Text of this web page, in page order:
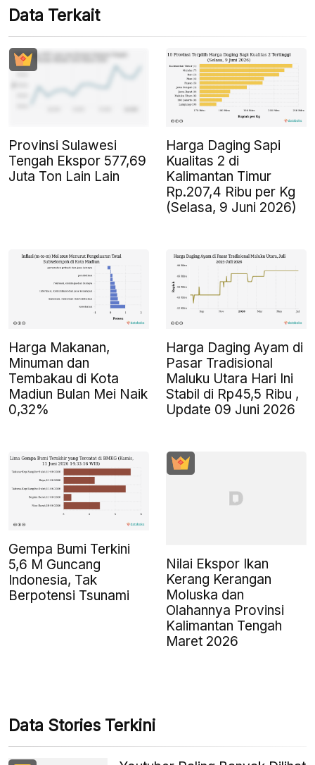
Data Terkait
Provinsi Sulawesi
Tengah Ekspor 577,69
Juta Ton Lain Lain
Harga Daging Sapi
Kualitas 2 di
Kalimantan Timur
Rp.207,4 Ribu per Kg
(Selasa, 9 Juni 2026)
Harga Makanan,
Minuman dan
Tembakau di Kota
Madiun Bulan Mei Naik
0,32%
Harga Daging Ayam di
Pasar Tradisional
Maluku Utara Hari Ini
Stabil di Rp45,5 Ribu ,
Update 09 Juni 2026
Gempa Bumi Terkini
5,6 M Guncang
Indonesia, Tak
Berpotensi Tsunami
Nilai Ekspor Ikan
Kerang Kerangan
Moluska dan
Olahannya Provinsi
Kalimantan Tengah
Maret 2026
Data Stories Terkini